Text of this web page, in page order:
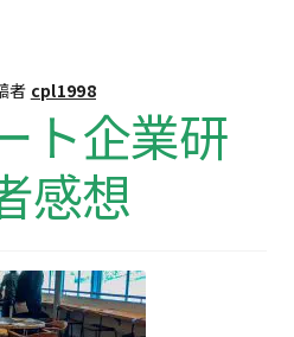
開を
者 cpl1998
ト企業研
感想